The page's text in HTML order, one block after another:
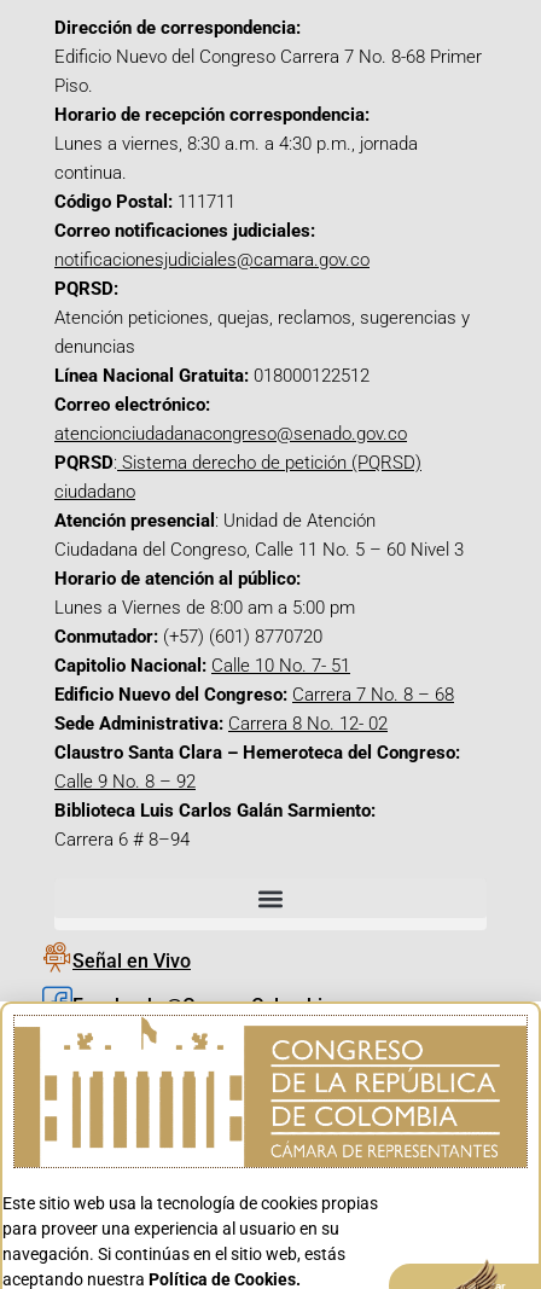
Dirección de correspondencia:
Edificio Nuevo del Congreso Carrera 7 No. 8-68 Primer
Piso.
Horario de recepción correspondencia:
Lunes a viernes, 8:30 a.m. a 4:30 p.m., jornada
continua.
Código Postal: 111711
Correo notificaciones judiciales:
notificacionesjudiciales@camara.gov.co
PQRSD:
Atención peticiones, quejas, reclamos, sugerencias y
denuncias
Línea Nacional Gratuita: 018000122512
Correo electrónico:
atencionciudadanacongreso@senado.gov.co
PQRSD: Sistema derecho de petición (PQRSD)
ciudadano
Atención presencial : Unidad de Atención
Ciudadana del Congreso, Calle 11 No. 5 – 60 Nivel 3
Horario de atención al público:
Lunes a Viernes de 8:00 am a 5:00 pm
Conmutador: (+57) (601) 8770720
Capitolio Nacional: Calle 10 No. 7- 51
Edificio Nuevo del Congreso: Carrera 7 No. 8 – 68
Sede Administrativa: Carrera 8 No. 12- 02
Claustro Santa Clara – Hemeroteca del Congreso:
Calle 9 No. 8 – 92
Biblioteca Luis Carlos Galán Sarmiento:
Carrera 6 # 8–94
Señal en Vivo
Facebook_@CamaraColombia
Instagram_@CamaraColombia
X_@CamaraColombia
Youtube_@CamaraColombia
Youtube_@CanalCongreso
Este sitio web usa la tecnología de cookies propias
para proveer una experiencia al usuario en su
navegación. Si continúas en el sitio web, estás
aceptando nuestra Política de Cookies. Aceptar